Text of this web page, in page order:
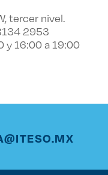
tercer nivel.
2953
y 16:00 a 19:00